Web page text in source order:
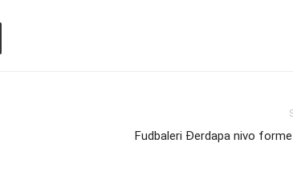
Fudbaleri Đerdapa nivo